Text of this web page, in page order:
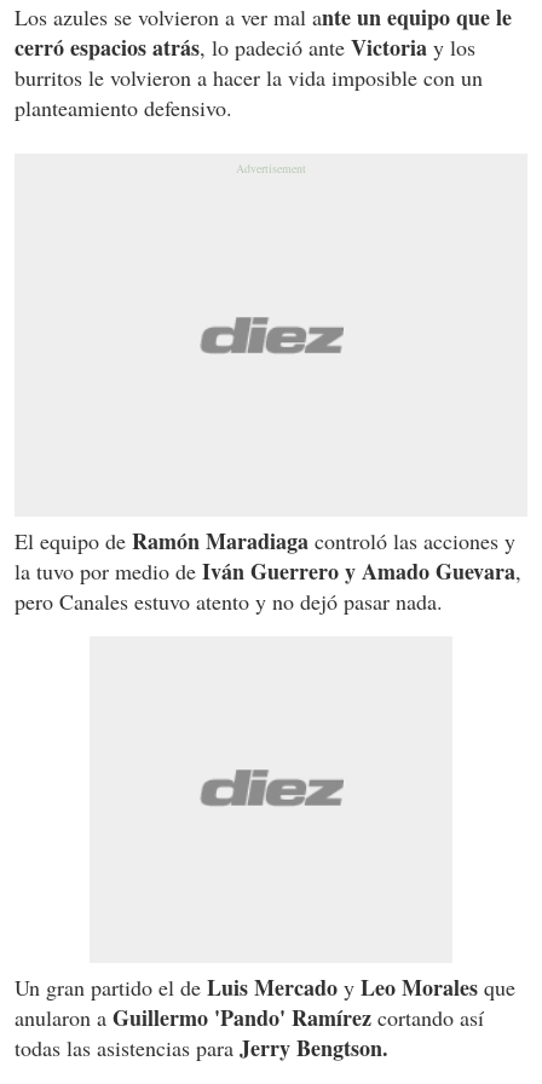
Los azules se volvieron a ver mal ante un equipo que le
cerró espacios atrás, lo padeció ante Victoria y los
burritos le volvieron a hacer la vida imposible con un
planteamiento defensivo.
El equipo de Ramón Maradiaga controló las acciones y
la tuvo por medio de Iván Guerrero y Amado Guevara,
pero Canales estuvo atento y no dejó pasar nada.
Un gran partido el de Luis Mercado y Leo Morales que
anularon a Guillermo 'Pando' Ramírez cortando así
todas las asistencias para Jerry Bengtson.